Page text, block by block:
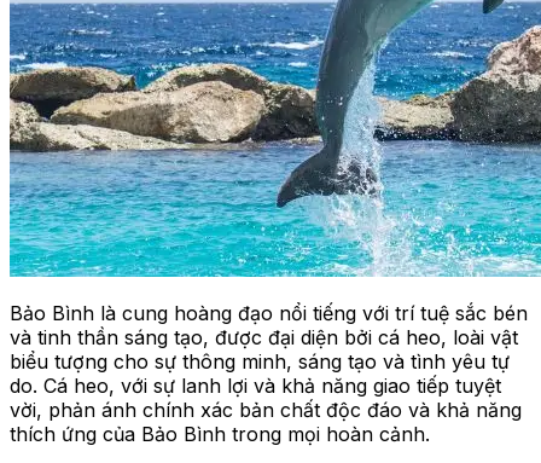
Bảo Bình là cung hoàng đạo nổi tiếng với trí tuệ sắc bén
và tinh thần sáng tạo, được đại diện bởi cá heo, loài vật
biểu tượng cho sự thông minh, sáng tạo và tình yêu tự
do. Cá heo, với sự lanh lợi và khả năng giao tiếp tuyệt
vời, phản ánh chính xác bản chất độc đáo và khả năng
thích ứng của Bảo Bình trong mọi hoàn cảnh.